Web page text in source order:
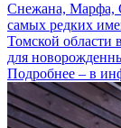
Снежана, Марфа,
самых редких
Томской области
для
Подробнее – в